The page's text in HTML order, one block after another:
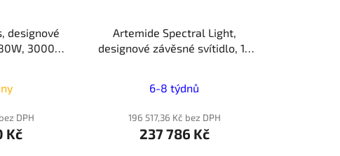
designové
3000K,
DPH
Kč
Artemide Spectral Light,
designové závěsné svítidlo, 12
6-8 týdnů
196 517,36 Kč bez DPH
237 786 Kč